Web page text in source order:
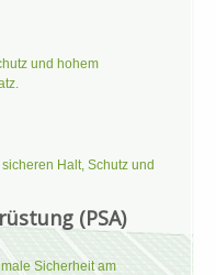
und hohem
Halt, Schutz und
(PSA)
Sicherheit am